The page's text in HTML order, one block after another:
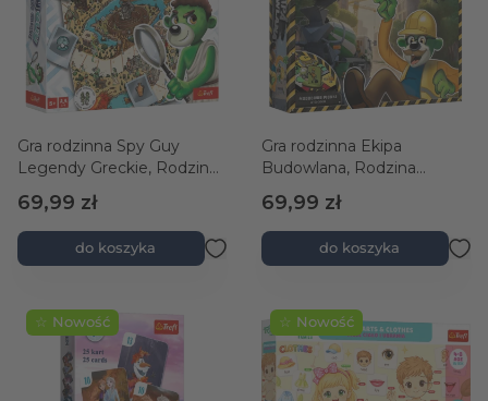
Gra rodzinna Spy Guy
Legendy Greckie, Rodzina
69,99 zł
do koszyka
Gra rodzinna Ekipa
Budowlana, Rodzina
69,99 zł
do koszyka
☆ Nowość ☆ Nowość